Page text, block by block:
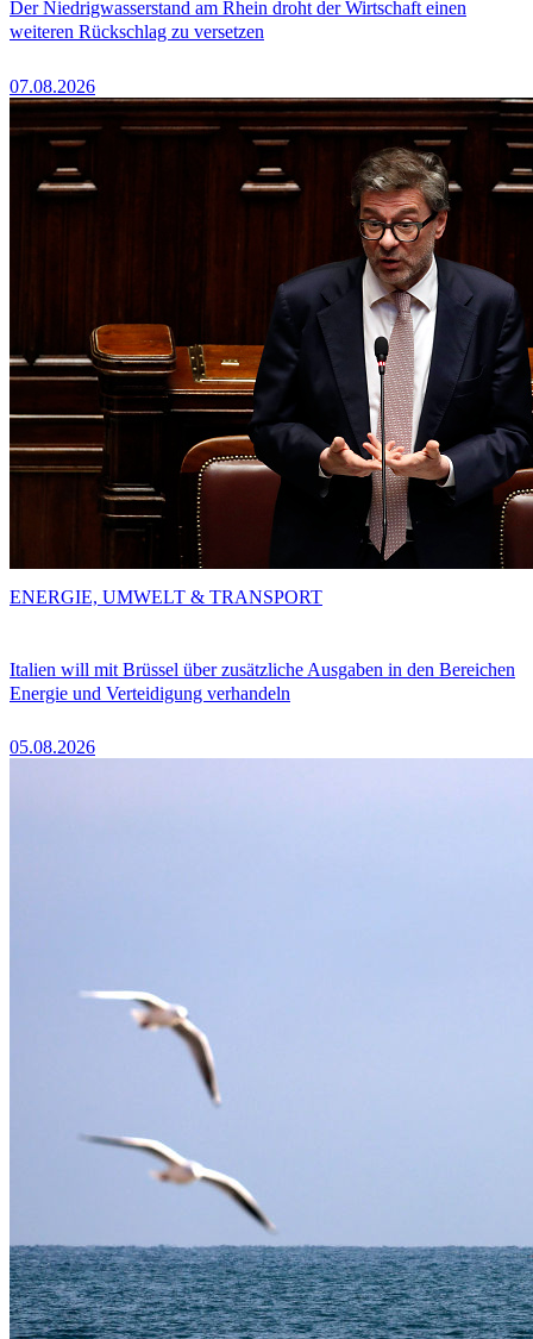
Der Niedrigwasserstand am Rhein droht der Wirtschaft einen
weiteren Rückschlag zu versetzen
07.08.2026
Italien will mit Brüssel über zusätzliche Ausgaben in den Bereichen
Energie und Verteidigung verhandeln
05.08.2026
ENERGIE, UMWELT & TRANSPORT